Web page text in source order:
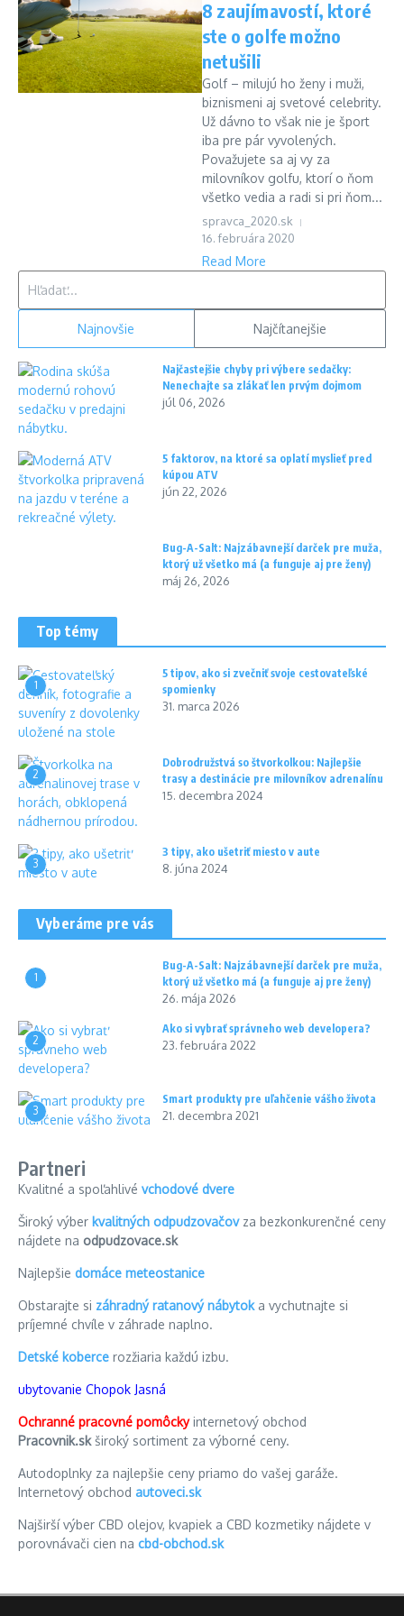
8 zaujímavostí, ktoré
ste o golfe možno
netušili
Golf – milujú ho ženy i muži,
biznismeni aj svetové celebrity.
Už dávno to však nie je šport
iba pre pár vyvolených.
Považujete sa aj vy za
milovníkov golfu, ktorí o ňom
všetko vedia a radi si pri ňom...
spravca_2020.sk
16. februára 2020
Read More
Najnovšie Najčítanejšie
Najčastejšie chyby pri výbere sedačky:
Nenechajte sa zlákať len prvým dojmom
júl 06, 2026
5 faktorov, na ktoré sa oplatí myslieť pred
kúpou ATV
jún 22, 2026
Bug-A-Salt: Najzábavnejší darček pre muža,
ktorý už všetko má (a funguje aj pre ženy)
máj 26, 2026
Top témy
1
5 tipov, ako si zvečniť svoje cestovateľské
spomienky
31. marca 2026
2
Dobrodružstvá so štvorkolkou: Najlepšie
trasy a destinácie pre milovníkov adrenalínu
15. decembra 2024
3
3 tipy, ako ušetriť miesto v aute
8. júna 2024
Vyberáme pre vás
1
Bug-A-Salt: Najzábavnejší darček pre muža,
ktorý už všetko má (a funguje aj pre ženy)
26. mája 2026
2
Ako si vybrať správneho web developera?
23. februára 2022
3
Smart produkty pre uľahčenie vášho života
21. decembra 2021
Partneri
Kvalitné a spoľahlivé vchodové dvere
Široký výber kvalitných odpudzovačovza bezkonkurenčné ceny
nájdete na odpudzovace.sk
Najlepšie domáce meteostanice
Obstarajte si záhradný ratanový nábytoka vychutnajte si
príjemné chvíle v záhrade naplno.
Detské koberce rozžiaria každú izbu.
ubytovanie Chopok Jasná
Ochranné pracovné pomôckyinternetový obchod
Pracovnik.skširoký sortiment za výborné ceny.
Autodoplnky za najlepšie ceny priamo do vašej garáže.
Internetový obchod autoveci.sk
Najširší výber CBD olejov, kvapiek a CBD kozmetiky nájdete v
porovnávači cien na cbd-obchod.sk